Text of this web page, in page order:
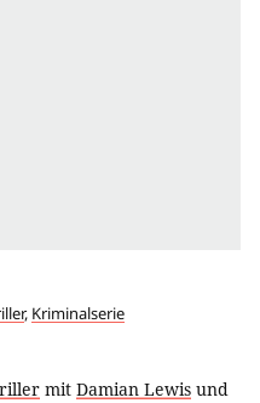
, Kriminalserie
mit Damian Lewis und